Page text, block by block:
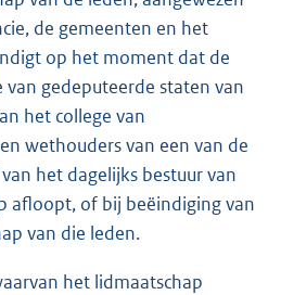
de gemeenten en het
op het moment dat de
gedeputeerde staten van
het college van
wethouders van een van de
het dagelijks bestuur van
afloopt, of bij beëindiging van
van die leden.
het lidmaatschap